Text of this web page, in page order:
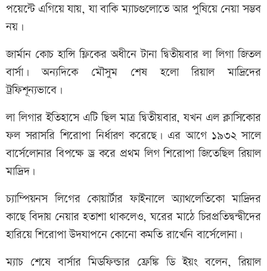
পয়েন্টে এগিয়ে যায়, যা বাকি ম্যাচগুলোতে আর পুষিয়ে নেয়া সম্ভব
নয়।
জার্মান কোচ হান্সি ফ্লিকের অধীনে টানা দ্বিতীয়বার লা লিগা জিতল
বার্সা। অন্যদিকে মৌসুম শেষ হলো রিয়াল মাদ্রিদের
ট্রফিশূন্যভাবে।
লা লিগার ইতিহাসে এটি ছিল মাত্র দ্বিতীয়বার, যখন এল ক্লাসিকোর
ফল সরাসরি শিরোপা নির্ধারণ করেছে। এর আগে ১৯৩২ সালে
বার্সেলোনার বিপক্ষে ড্র করে প্রথম লিগ শিরোপা জিতেছিল রিয়াল
মাদ্রিদ।
চ্যাম্পিয়নস লিগের কোয়ার্টার ফাইনালে অ্যাথলেতিকো মাদ্রিদর
কাছে বিদায় নেয়ার হতাশা থাকলেও, ঘরের মাঠে চিরপ্রতিদ্বন্দ্বীদের
হারিয়ে শিরোপা উদযাপনে কোনো কমতি রাখেনি বার্সেলোনা।
ম্যাচ শেষে বার্সার মিডফিল্ডার ফ্রেঙ্কি ডি ইয়ং বলেন, রিয়াল